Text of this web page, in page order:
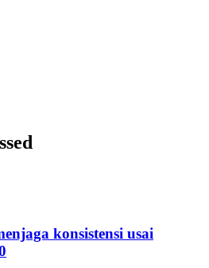
konsistensi usai